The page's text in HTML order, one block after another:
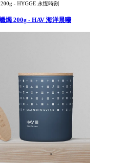
- HYGGE 永恆時刻
燭 200g - HAV 海洋晨曦